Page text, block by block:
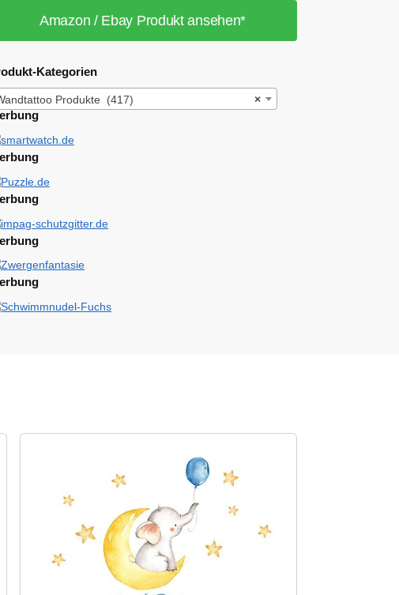
Amazon / Ebay Produkt ansehen*
Kategorien
×
Produkte (417)